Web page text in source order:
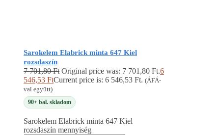
Sarokelem Elabrick minta 647 Kiel
rozsdaszín
7 701,80Ft Original price was: 7 701,80 Ft.6
546,53 FtCurrent price is: 6 546,53 Ft. (ÁFÁ-
val együtt)
90+ bal. skladom
Sarokelem Elabrick minta 647 Kiel
rozsdaszín mennyiség